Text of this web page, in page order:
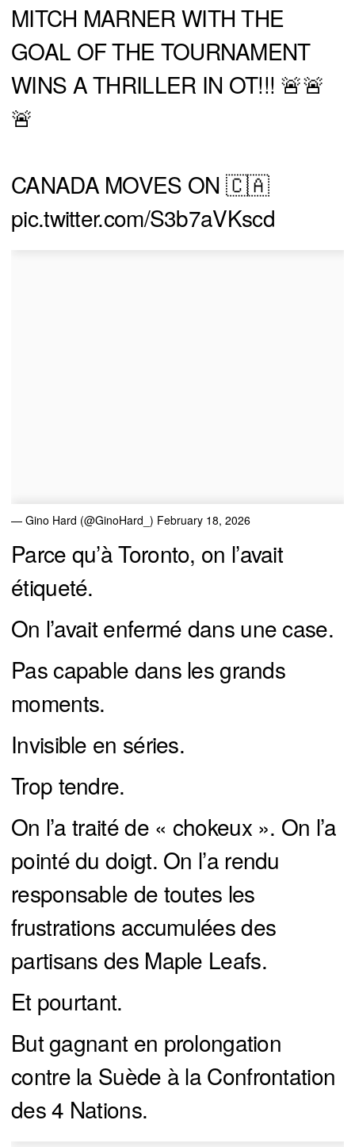
MITCH MARNER WITH THE
GOAL OF THE TOURNAMENT
WINS A THRILLER IN OT!!! 🚨🚨
🚨
CANADA MOVES ON 🇨🇦
pic.twitter.com/S3b7aVKscd
— Gino Hard (@GinoHard_) February 18, 2026
Parce qu’à Toronto, on l’avait
étiqueté.
On l’avait enfermé dans une case.
Pas capable dans les grands
moments.
Invisible en séries.
Trop tendre.
On l’a traité de « chokeux ». On l’a
pointé du doigt. On l’a rendu
responsable de toutes les
frustrations accumulées des
partisans des Maple Leafs.
Et pourtant.
But gagnant en prolongation
contre la Suède à la Confrontation
des 4 Nations.